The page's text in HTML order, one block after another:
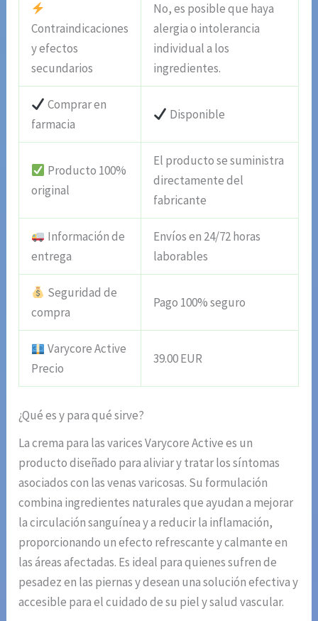
Contraindicaciones
y efectos
secundarios
No, es posible que haya
alergia o intolerancia
individual a los
ingredientes.
Comprar en
farmacia
Disponible
Producto 100%
original
El producto se suministra
directamente del
fabricante
Información de
entrega
Envíos en 24/72 horas
laborables
Seguridad de
compra
Pago 100% seguro
Varycore Active
Precio
39.00 EUR
¿Qué es y para qué sirve?
La crema para las varices Varycore Active es un
producto diseñado para aliviar y tratar los síntomas
asociados con las venas varicosas. Su formulación
combina ingredientes naturales que ayudan a mejorar
la circulación sanguínea y a reducir la inflamación,
proporcionando un efecto refrescante y calmante en
las áreas afectadas. Es ideal para quienes sufren de
pesadez en las piernas y desean una solución efectiva y
accesible para el cuidado de su piel y salud vascular.